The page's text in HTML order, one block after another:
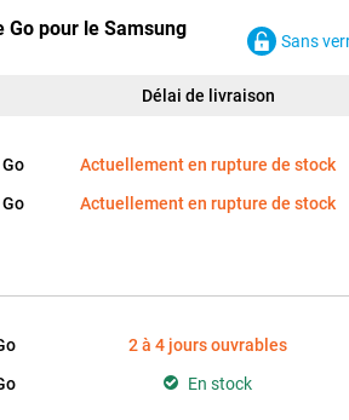
Go pour le Samsung
Sans
Délai de livraison
Actuellement en rupture de stock
Actuellement en rupture de stock
2 à 4 jours ouvrables
En stock